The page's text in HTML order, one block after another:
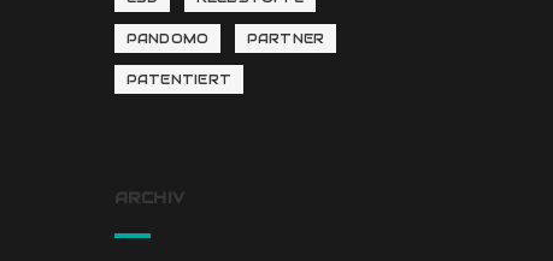
PANDOMO PARTNER
PATENTIERT
ARCHIV